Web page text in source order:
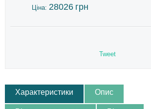
Ціна: 28026 грн
Tweet
Характеристики Опис